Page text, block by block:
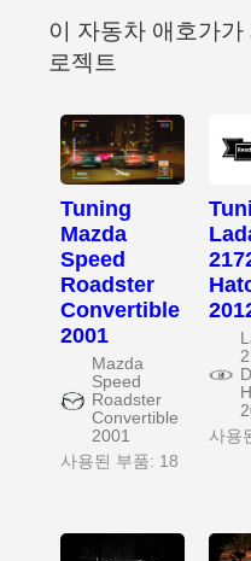
이 자동차 애호가
로젝트
Tuning
Mazda
Speed
Roadster
Convertible
2001
Mazda
Speed
Roadster
Convertible
2001
사용된 부품: 18
사용